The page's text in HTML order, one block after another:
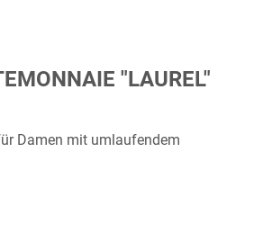
"LAUREL"
Damen mit umlaufendem